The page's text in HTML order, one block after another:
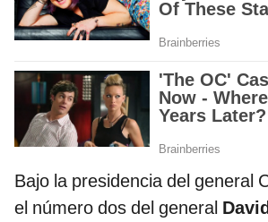
Bajo la presidencia del general
el número dos del general